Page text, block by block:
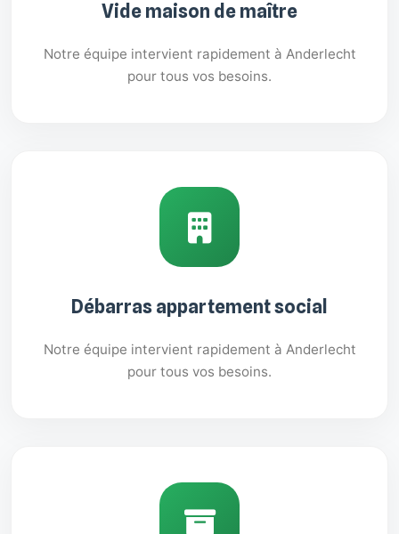
Vide maison de maître
Notre équipe intervient rapidement à Anderlecht
pour tous vos besoins.
Débarras appartement social
Notre équipe intervient rapidement à Anderlecht
pour tous vos besoins.